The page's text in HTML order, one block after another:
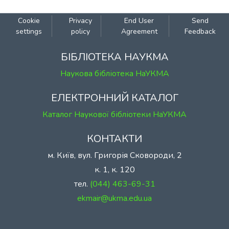
Cookie
settings
Privacy
policy
End User
Agreement
Send
Feedback
БІБЛІОТЕКА НАУКМА
Наукова бібліотека НаУКМА
ЕЛЕКТРОННИЙ КАТАЛОГ
Каталог Наукової бібліотеки НаУКМА
КОНТАКТИ
м. Київ, вул. Григорія Сковороди, 2
к. 1, к. 120
тел. (044) 463-69-31
ekmair@ukma.edu.ua